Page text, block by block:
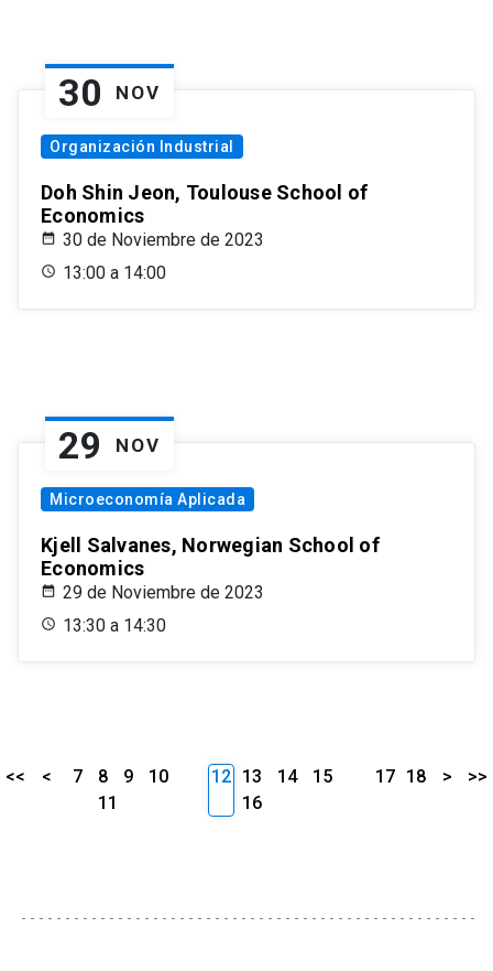
30 NOV
Organización Industrial
Doh Shin Jeon, Toulouse School of
Economics
30 de Noviembre de 2023
13:00 a 14:00
29 NOV
Microeconomía Aplicada
Kjell Salvanes, Norwegian School of
Economics
29 de Noviembre de 2023
13:30 a 14:30
<< < 7 8 9
10
11
12 13 14
15
16
17 18 > >>